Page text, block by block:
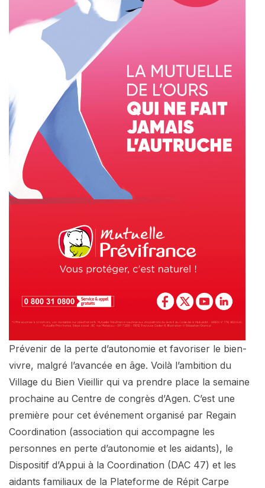
Prévenir de la perte d’autonomie et favoriser le bien-
vivre, malgré l’avancée en âge. Voilà l’ambition du
Village du Bien Vieillir qui va prendre place la semaine
prochaine au Centre de congrès d’Agen. C’est une
première pour cet événement organisé par Regain
Coordination (association qui accompagne les
personnes en perte d’autonomie et les aidants), le
Dispositif d’Appui à la Coordination (DAC 47) et les
aidants familiaux de la Plateforme de Répit Carpe